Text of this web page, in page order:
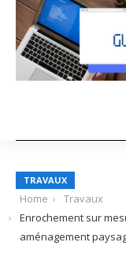
TRAVAUX
Home
Travaux
Enrochement sur
aménagement